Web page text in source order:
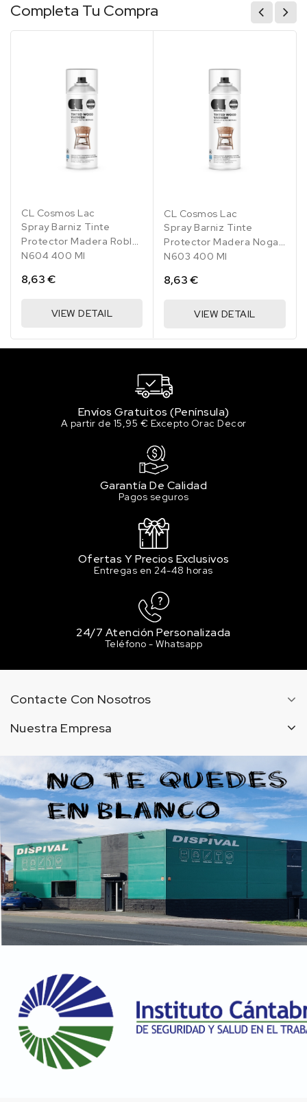
Completa Tu Compra
CL Cosmos Lac
Spray Barniz Tinte
Protector Madera Roble
N604 400 Ml
8,63 €
VIEW DETAIL
CL Cosmos Lac
Spray Barniz Tinte
Protector Madera Nogal
N603 400 Ml
8,63 €
VIEW DETAIL
Envíos Gratuitos (Península)
A partir de 15,95 € Excepto Orac Decor
Garantía De Calidad
Pagos seguros
Ofertas Y Precios Exclusivos
Entregas en 24-48 horas
24/7 Atención Personalizada
Teléfono - Whatsapp
Contacte Con Nosotros
Nuestra Empresa